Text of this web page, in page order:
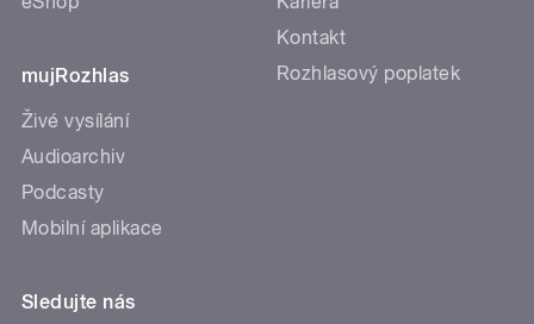
mujRozhlas
Živé vysílání
Audioarchiv
Podcasty
Mobilní aplikace
Kontakt
Rozhlasový poplatek
Sledujte nás